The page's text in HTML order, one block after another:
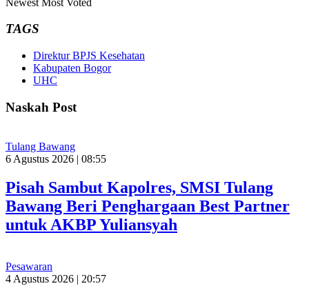
TAGS
Direktur BPJS Kesehatan
Kabupaten Bogor
UHC
Naskah Post
Tulang Bawang
6 Agustus 2026 | 08:55
Pisah Sambut Kapolres, SMSI Tulang
Bawang Beri Penghargaan Best Partner
untuk AKBP Yuliansyah
Pesawaran
4 Agustus 2026 | 20:57